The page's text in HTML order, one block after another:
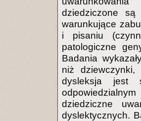
dziedziczone są
warunkujące
i pisaniu
patologiczne
Badania
niż
dysleksja jest
dziedziczne
dyslektycznych.